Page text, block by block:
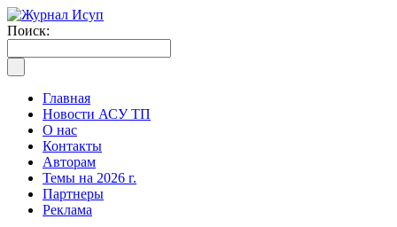
Поиск:
Главная
Новости АСУ ТП
О нас
Контакты
Авторам
Темы на 2026 г.
Партнеры
Реклама